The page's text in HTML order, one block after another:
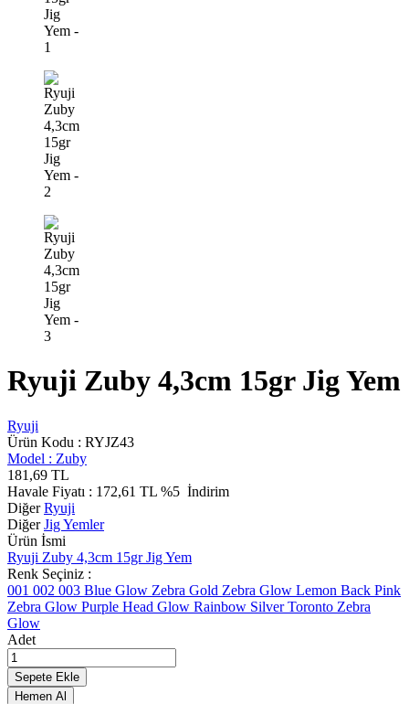
Ryuji Zuby 4,3cm 15gr Jig Yem
Ryuji
Ürün Kodu : RYJZ43
Model : Zuby
181,69 TL
Havale Fiyatı : 172,61 TL %5 İndirim
DiğerRyuji
DiğerJig Yemler
Ürün İsmi
Ryuji Zuby 4,3cm 15gr Jig Yem
Renk Seçiniz :
001 002 003 Blue Glow Zebra Gold Zebra Glow Lemon Back Pink
Zebra Glow Purple Head Glow Rainbow Silver Toronto Zebra
Glow
Adet
Sepete Ekle
Hemen Al